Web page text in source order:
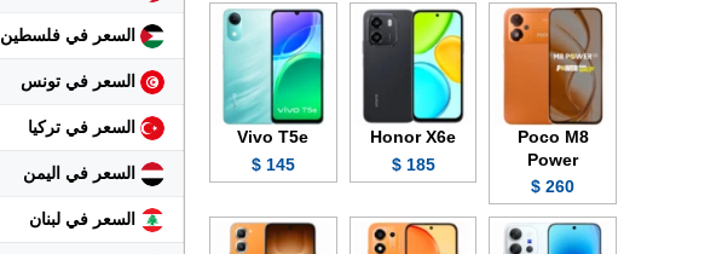
السعر في فلسطين
السعر في تونس
السعر في تركيا
السعر في اليمن
السعر في لبنان
Poco M8
Power
260 $
Honor X6e
185 $
Vivo T5e
145 $